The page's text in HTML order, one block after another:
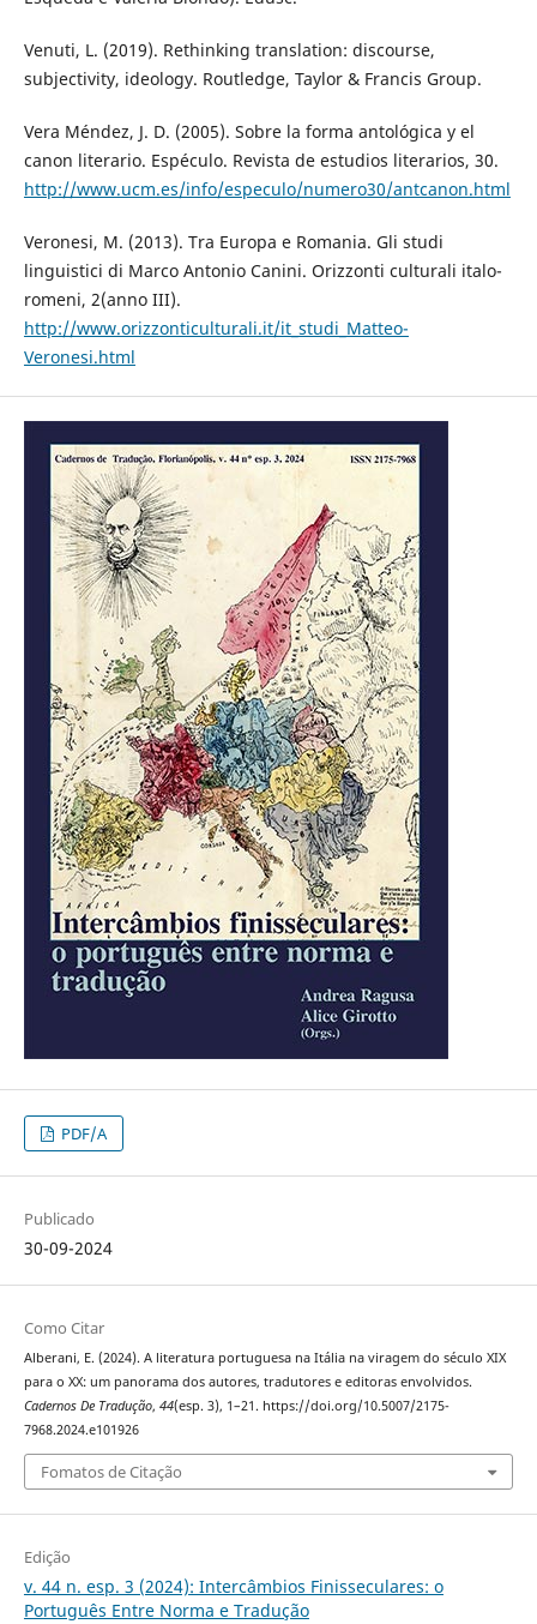
Venuti, L. (2019). Rethinking translation: discourse,
subjectivity, ideology. Routledge, Taylor & Francis Group.
Vera Méndez, J. D. (2005). Sobre la forma antológica y el
canon literario. Espéculo. Revista de estudios literarios, 30.
http://www.ucm.es/info/especulo/numero30/antcanon.html
Veronesi, M. (2013). Tra Europa e Romania. Gli studi
linguistici di Marco Antonio Canini. Orizzonti culturali italo-
romeni, 2(anno III).
http://www.orizzonticulturali.it/it_studi_Matteo-
Veronesi.html
PDF/A
Publicado
30-09-2024
Como Citar
Alberani, E. (2024). A literatura portuguesa na Itália na viragem do século XIX
para o XX: um panorama dos autores, tradutores e editoras envolvidos.
Cadernos De Tradução, 44(esp. 3), 1–21. https://doi.org/10.5007/2175-
7968.2024.e101926
Fomatos de Citação
Edição
v. 44 n. esp. 3 (2024): Intercâmbios Finisseculares: o
Português Entre Norma e Tradução